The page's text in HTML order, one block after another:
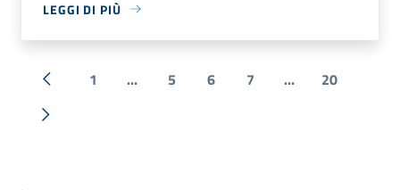
LEGGI DI PIÙ
« Precedente
1 ... 5 6 7 ... 20
Successiva »